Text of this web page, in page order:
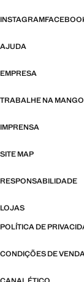
INSTAGRAM
AJUDA
EMPRESA
TRABALHE NA MANGO
IMPRENSA
SITE MAP
RESPONSABILIDADE
LOJAS
POLÍTICA DE
CONDIÇÕES DE